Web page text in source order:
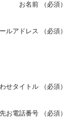
お名前 （必須）
ルアドレス （必須）
せタイトル （必須）
お電話番号 （必須）